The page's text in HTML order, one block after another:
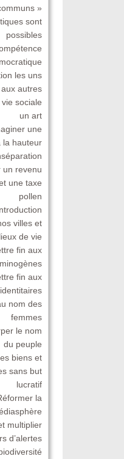
»
sont
possibles
les uns
aux autres
sociale
un art
une
la hauteur
un revenu
une taxe
pollen
villes et
de vie
fin aux
fin aux
nom des
femmes
le nom
du peuple
biens et
sans but
lucratif
la
multiplier
d’alertes